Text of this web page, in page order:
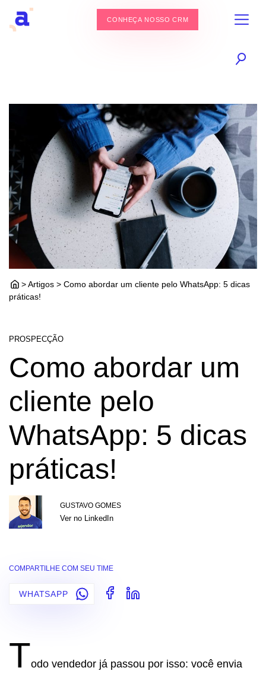
CONHEÇA NOSSO CRM
> Artigos > Como abordar um cliente pelo WhatsApp: 5 dicas
práticas!
PROSPECÇÃO
Como abordar um
cliente pelo
WhatsApp: 5 dicas
práticas!
GUSTAVO GOMES
Ver no LinkedIn
COMPARTILHE COM SEU TIME
WHATSAPP
Todo vendedor já passou por isso: você envia